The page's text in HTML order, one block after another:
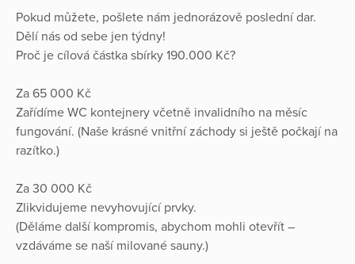
Pokud můžete, pošlete nám jednorázově poslední dar.
Dělí nás od sebe jen týdny!
Proč je cílová částka sbírky 190.000 Kč?
Za 65 000 Kč
Zařídíme WC kontejnery včetně invalidního na měsíc
fungování. (Naše krásné vnitřní záchody si ještě počkají na
razítko.)
Za 30 000 Kč
Zlikvidujeme nevyhovující prvky.
(Děláme další kompromis, abychom mohli otevřít –
vzdáváme se naší milované sauny.)